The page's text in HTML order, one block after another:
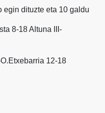
egin dituzte eta 10 galdu
8-18 Altuna III-
12-18